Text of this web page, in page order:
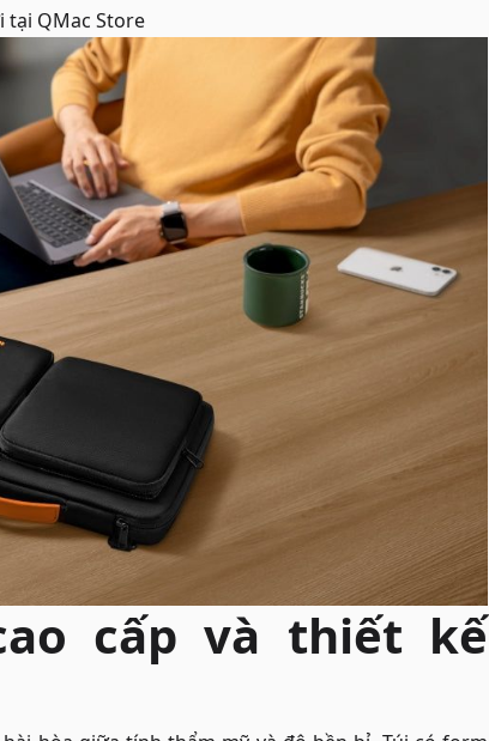
tại QMac Store
cấp và thiết kế